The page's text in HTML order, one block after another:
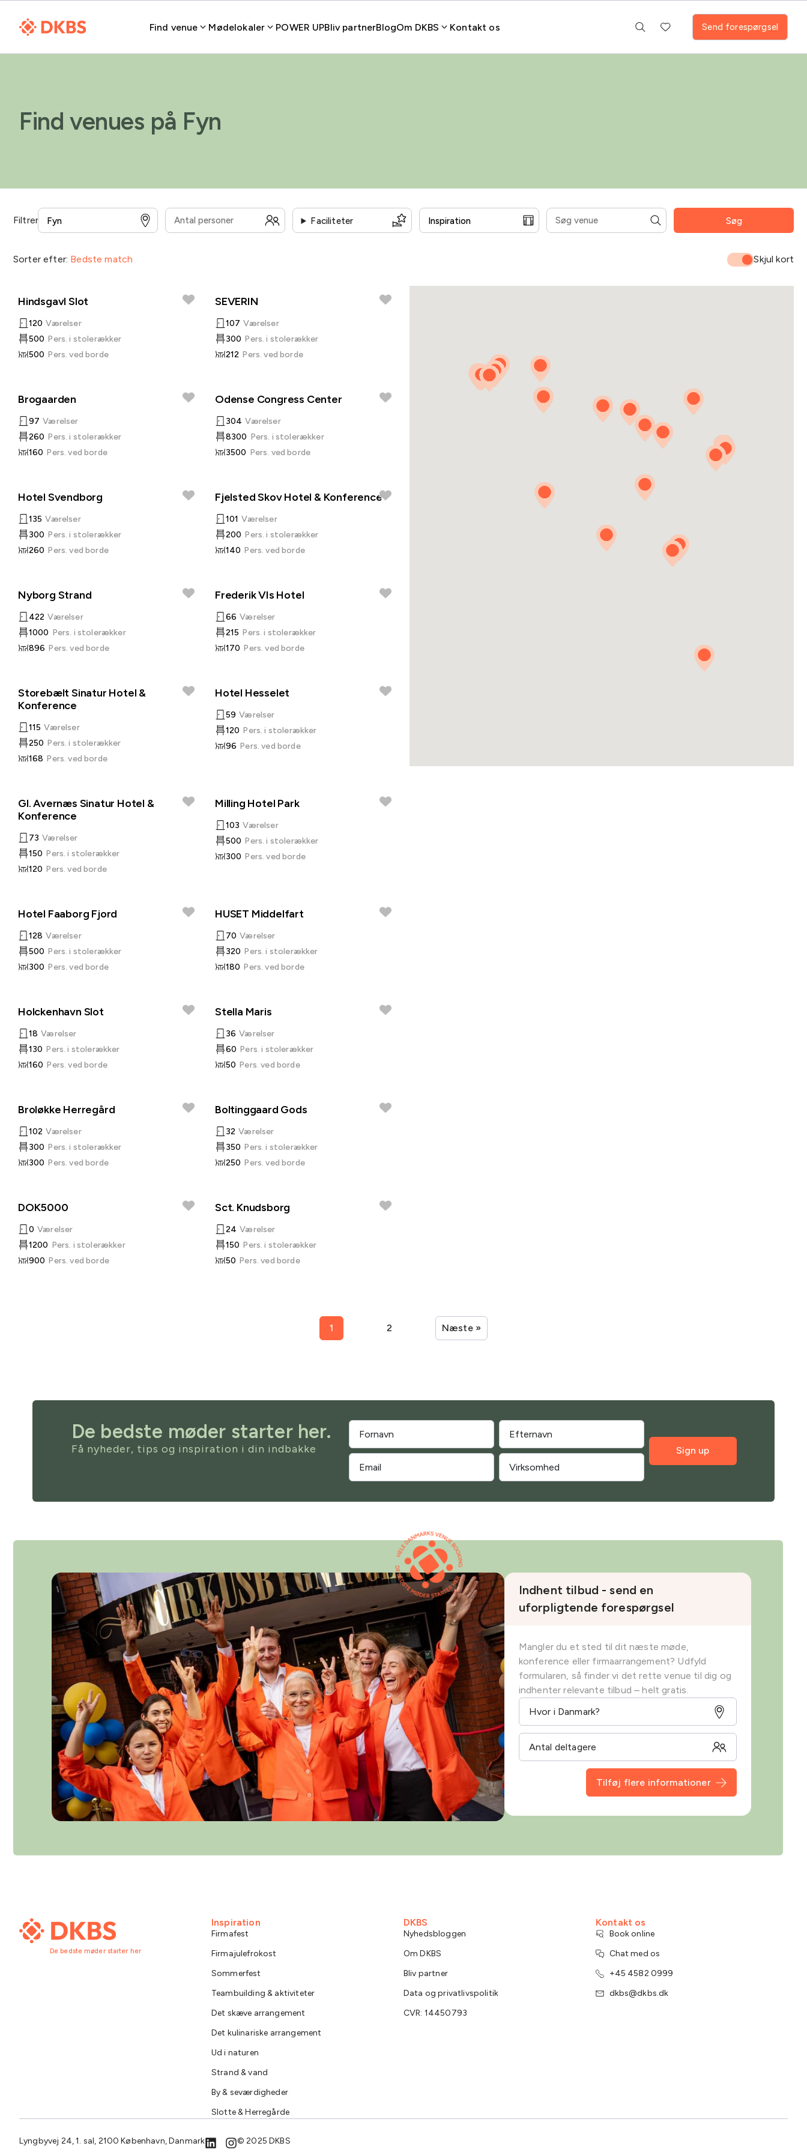
Find venue Mødelokaler POWER UPBliv partnerBlogOm DKBS Kontakt os Send forespørgsel
Find venues på Fyn
Filtrer Faciliteter Søg
Sorter efter: Bedste match Skjul kort
Hindsgavl Slot
120 Værelser
500 Pers. i stolerækker
500 Pers. ved borde
SEVERIN
107 Værelser
300 Pers. i stolerækker
212 Pers. ved borde
Brogaarden
97 Værelser
260 Pers. i stolerækker
160 Pers. ved borde
Odense Congress Center
304 Værelser
8300 Pers. i stolerækker
3500 Pers. ved borde
Hotel Svendborg
135 Værelser
300 Pers. i stolerækker
260 Pers. ved borde
Fjelsted Skov Hotel & Konference
101 Værelser
200 Pers. i stolerækker
140 Pers. ved borde
Nyborg Strand
422 Værelser
1000 Pers. i stolerækker
896 Pers. ved borde
Frederik VIs Hotel
66 Værelser
215 Pers. i stolerækker
170 Pers. ved borde
Storebælt Sinatur Hotel &
Konference
115 Værelser
250 Pers. i stolerækker
168 Pers. ved borde
Hotel Hesselet
59 Værelser
120 Pers. i stolerækker
96 Pers. ved borde
Gl. Avernæs Sinatur Hotel &
Konference
73 Værelser
150 Pers. i stolerækker
120 Pers. ved borde
Milling Hotel Park
103 Værelser
500 Pers. i stolerækker
300 Pers. ved borde
Hotel Faaborg Fjord
128 Værelser
500 Pers. i stolerækker
300 Pers. ved borde
HUSET Middelfart
70 Værelser
320 Pers. i stolerækker
180 Pers. ved borde
Holckenhavn Slot
18 Værelser
130 Pers. i stolerækker
160 Pers. ved borde
Stella Maris
36 Værelser
60 Pers. i stolerækker
50 Pers. ved borde
Broløkke Herregård
102 Værelser
300 Pers. i stolerækker
300 Pers. ved borde
Boltinggaard Gods
32 Værelser
350 Pers. i stolerækker
250 Pers. ved borde
DOK5000
0 Værelser
1200 Pers. i stolerækker
900 Pers. ved borde
Sct. Knudsborg
24 Værelser
150 Pers. i stolerækker
50 Pers. ved borde
1 2 Næste »
De bedste møder starter her.
Få nyheder, tips og inspiration i din indbakke Sign up
Indhent tilbud - send en
uforpligtende forespørgsel
Mangler du et sted til dit næste møde,
konference eller firmaarrangement? Udfyld
formularen, så finder vi det rette venue til dig og
indhenter relevante tilbud – helt gratis.
Tilføj flere informationer
De bedste møder starter her
Inspiration
Firmafest
Firmajulefrokost
Sommerfest
Teambuilding & aktiviteter
Det skæve arrangement
Det kulinariske arrangement
Ud i naturen
Strand & vand
By & seværdigheder
Slotte & Herregårde
DKBS
Nyhedsbloggen
Om DKBS
Bliv partner
Data og privatlivspolitik
CVR: 14450793
Kontakt os
Book online
Chat med os
+45 4582 0999
dkbs@dkbs.dk
Lyngbyvej 24, 1. sal, 2100 København, Danmark © 2025 DKBS